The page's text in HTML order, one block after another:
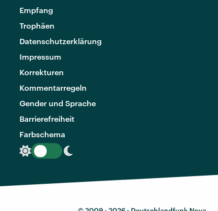
Empfang
Trophäen
Datenschutzerklärung
Impressum
Korrekturen
Kommentarregeln
Gender und Sprache
Barrierefreiheit
Farbschema